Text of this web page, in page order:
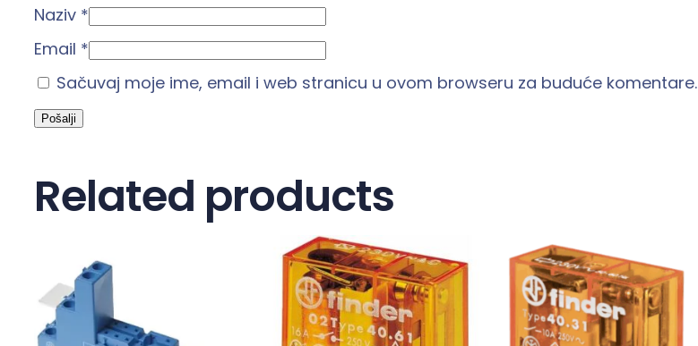
Naziv *
Email *
Sačuvaj moje ime, email i web stranicu u ovom browseru za buduće komentare.
Related products